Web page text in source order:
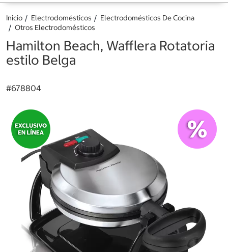
Inicio Electrodomésticos
Electrodomésticos De Cocina
Otros Electrodomésticos
Hamilton Beach, Wafflera Rotatoria
estilo Belga
#678804